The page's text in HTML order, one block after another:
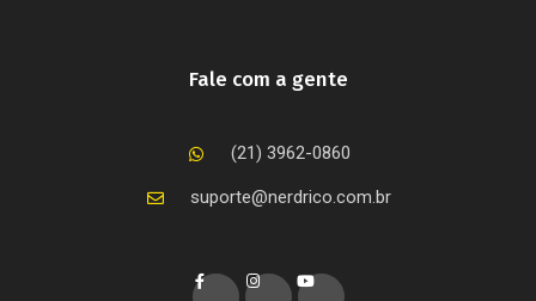
Fale com a gente
(21) 3962-0860
suporte@nerdrico.com.br